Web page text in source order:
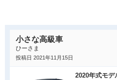
に映らない様です。最近のプレミ
な表情のフロントフェイスばかりで
良かっ
小さな高級車
ひーさま
投稿日 2021年11月15日
2020年式モ